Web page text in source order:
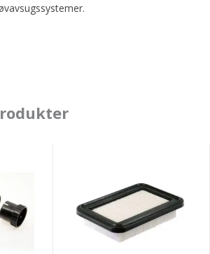
DE
1230/1242